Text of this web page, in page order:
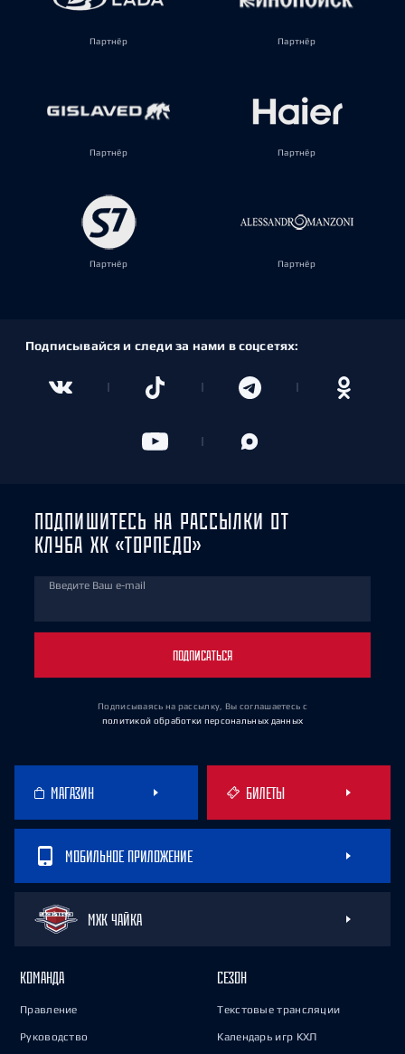
Партнёр Партнёр
Партнёр Партнёр
Партнёр Партнёр
Подписывайся и следи за нами в соцсетях:
ПОДПИШИТЕСЬ НА РАССЫЛКИ ОТ
КЛУБА ХК «ТОРПЕДО»
Введите Ваш e-mail
ПОДПИСАТЬСЯ
Подписываясь на рассылку, Вы соглашаетесь с
политикой обработки персональных данных
МАГАЗИН БИЛЕТЫ
МОБИЛЬНОЕ ПРИЛОЖЕНИЕ
МХК ЧАЙКА
КОМАНДА
Правление
Руководство
СЕЗОН
Текстовые трансляции
Календарь игр КХЛ